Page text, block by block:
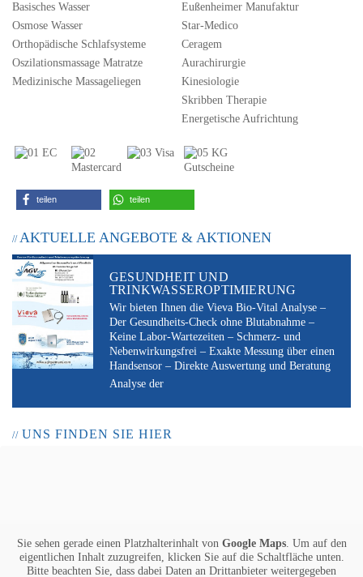
Basisches Wasser
Osmose Wasser
Orthopädische Schlafsysteme
Oszilationsmassage Matratze
Medizinische Massageliegen
Eußenheimer Manufaktur
Star-Medico
Ceragem
Aurachirurgie
Kinesiologie
Skribben Therapie
Energetische Aufrichtung
teilen teilen
AKTUELLE ANGEBOTE & AKTIONEN
GESUNDHEIT UND
TRINKWASSEROPTIMIERUNG
Wir bieten Ihnen die Vieva Bio-Vital Analyse –
Der Gesundheits-Check ohne Blutabnahme –
Keine Labor-Wartezeiten – Schmerz- und
Nebenwirkungsfrei – Exakte Messung über einen
Handsensor – Direkte Auswertung und Beratung
Analyse der
UNS FINDEN SIE HIER
Sie sehen gerade einen Platzhalterinhalt von Google Maps. Um auf den
eigentlichen Inhalt zuzugreifen, klicken Sie auf die Schaltfläche unten.
Bitte beachten Sie, dass dabei Daten an Drittanbieter weitergegeben